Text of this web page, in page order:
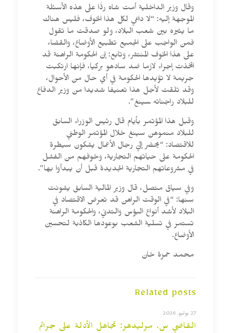
وقال وزير الداخلية أمت شاه ردًّا على هذه الأسئلة
الموجهة إليه: “لا داعي لكل هذا الخوف، فليس هناك
ما يثيره بين شعب البلاد، ولو صدقت ما تقول
فمن الواجب على الجميع تطبيع الأوضاع، والقضاء
على هذا الخوف المنتشر، وتابع: إن الحكومة الراهنة قد
اتخذت إجراء لازما ضد سادهو بركيا، فإنها ارتكبت
جريمة لا تؤيدها الحكومة في أي حال من الأحوال،
وقد تلقت لأجل هذا تعنيفا شديدا من وزير الدفاع
للبلاد راجناته ‍سينغ”.
وقبل هذا المؤتمر بأيام قال رئيس الوزراء السابق
للبلاد منموهن سينغ خلال المؤتمر الوطني
للاقتصاد: “يحضر إليّ رجال الأعمال يشكون سيطرة
الحكومة على حياتهم التجارية، وخوفهم من الفشل
في مشروعاتهم التجارية الجديدة قبل أن يبدأوا بها”.
وفي سياق متصل، قال وزير المالية السابق يشونت
سنها: “في الوقت الراهن قد تعرض الاقتصاد في
البلاد لأشد أنواع البؤس والتدني، والحكومة الراهنة
تستمر في تسلية الشعب بوعودها الكاذبة لتحسين
الأوضاع.
محمد حمزة خان
Related posts
27 يوليو, 2026
القاضي س. مرليدهر: تجاهل الأدلة على جرائم